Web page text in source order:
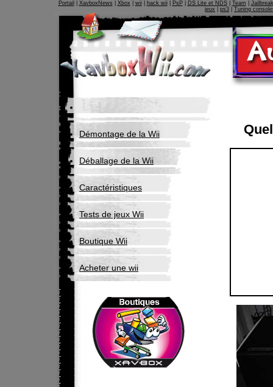
Portail XavboxNews Xbox wii| hack wii| PsP| DS Lite et NDS| Team
Jailbreak
jeux
ps3 Tuning
Démontage de la Wii
Déballage de la Wii
Caractéristiques
Tests de jeux Wii
Boutique Wii
Acheter une wii